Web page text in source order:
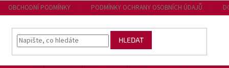
OBCHODNÍ PODMÍNKY PODMÍNKY OCHRANY OSOBNÍCH ÚDAJŮ
HLEDAT